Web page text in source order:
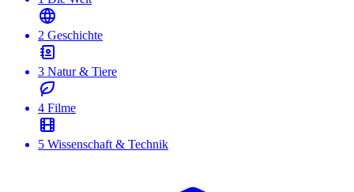
2 Geschichte
3 Natur & Tiere
4 Filme
5 Wissenschaft & Technik